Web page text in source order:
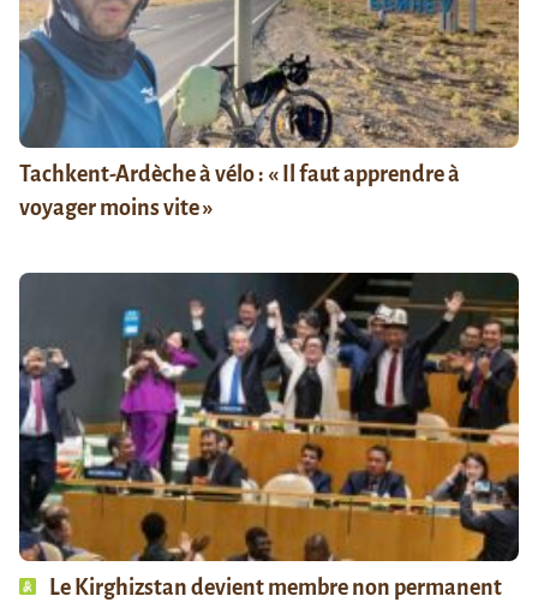
Tachkent-Ardèche à vélo : « Il faut apprendre à
voyager moins vite »
Le Kirghizstan devient membre non permanent